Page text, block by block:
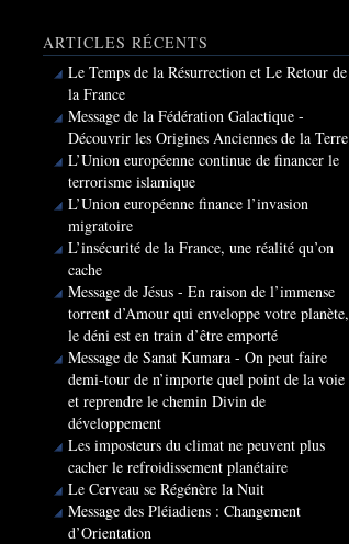
ARTICLES RÉCENTS
Le Temps de la Résurrection et Le Retour de
la France
Message de la Fédération Galactique -
Découvrir les Origines Anciennes de la Terre
L’Union européenne continue de financer le
terrorisme islamique
L’Union européenne finance l’invasion
migratoire
L’insécurité de la France, une réalité qu’on
cache
Message de Jésus - En raison de l’immense
torrent d’Amour qui enveloppe votre planète,
le déni est en train d’être emporté
Message de Sanat Kumara - On peut faire
demi-tour de n’importe quel point de la voie
et reprendre le chemin Divin de
développement
Les imposteurs du climat ne peuvent plus
cacher le refroidissement planétaire
Le Cerveau se Régénère la Nuit
Message des Pléiadiens : Changement
d’Orientation